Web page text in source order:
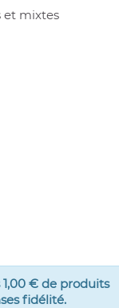
et mixtes
€ de produits
fidélité.